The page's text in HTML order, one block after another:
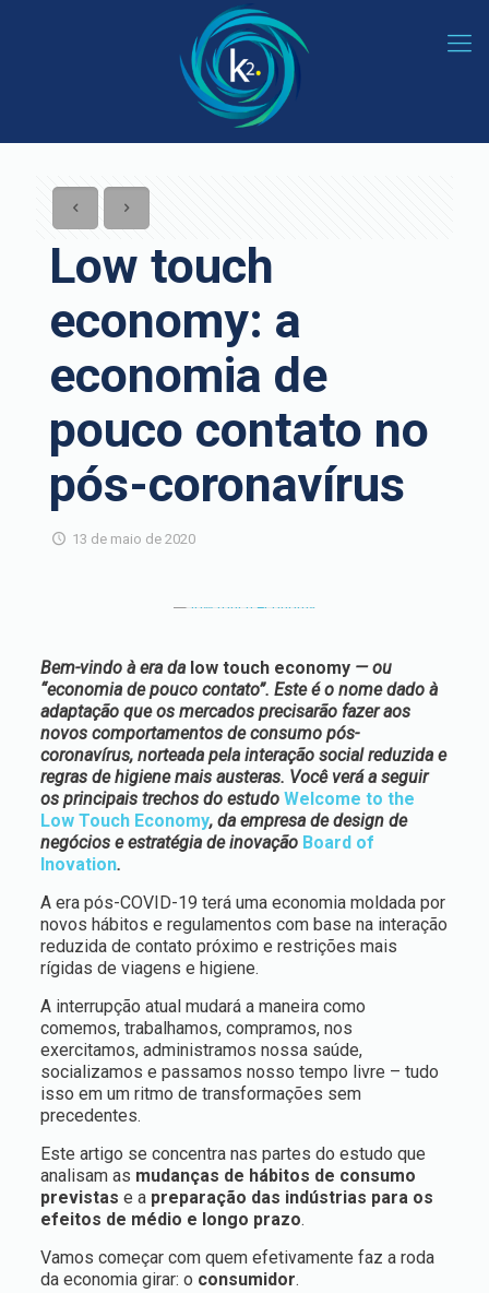
Low touch
economy: a
economia de
pouco contato no
pós-coronavírus
13 de maio de 2020
Bem-vindo à era da low touch economy— ou
“economia de pouco contato”. Este é o nome dado à
adaptação que os mercados precisarão fazer aos
novos comportamentos de consumo pós-
coronavírus, norteada pela interação social reduzida e
regras de higiene mais austeras. Você verá a seguir
os principais trechos do estudo Welcome to the
Low Touch Economy, da empresa de design de
negócios e estratégia de inovação Board of
Inovation.
A era pós-COVID-19 terá uma economia moldada por
novos hábitos e regulamentos com base na interação
reduzida de contato próximo e restrições mais
rígidas de viagens e higiene.
A interrupção atual mudará a maneira como
comemos, trabalhamos, compramos, nos
exercitamos, administramos nossa saúde,
socializamos e passamos nosso tempo livre – tudo
isso em um ritmo de transformações sem
precedentes.
Este artigo se concentra nas partes do estudo que
analisam as mudanças de hábitos de consumo
previstas e a preparação das indústrias para os
efeitos de médio e longo prazo.
Vamos começar com quem efetivamente faz a roda
da economia girar: o consumidor.